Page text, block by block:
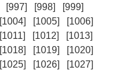
[997] [998]
[999]
[1004] [1005]
[1006]
[1011] [1012]
[1013]
[1018] [1019]
[1020]
[1025] [1026]
[1027]